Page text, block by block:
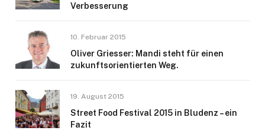
Verbesserung
10. Februar 2015
Oliver Griesser: Mandi steht für einen
zukunftsorientierten Weg.
19. August 2015
Street Food Festival 2015 in Bludenz – ein
Fazit